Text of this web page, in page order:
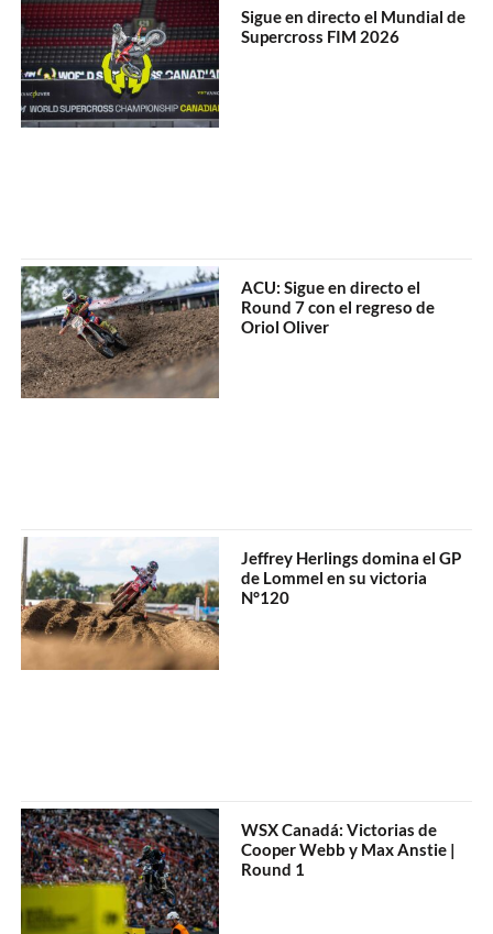
Sigue en directo el Mundial de
Supercross FIM 2026
ACU: Sigue en directo el
Round 7 con el regreso de
Oriol Oliver
Jeffrey Herlings domina el GP
de Lommel en su victoria
N°120
WSX Canadá: Victorias de
Cooper Webb y Max Anstie |
Round 1